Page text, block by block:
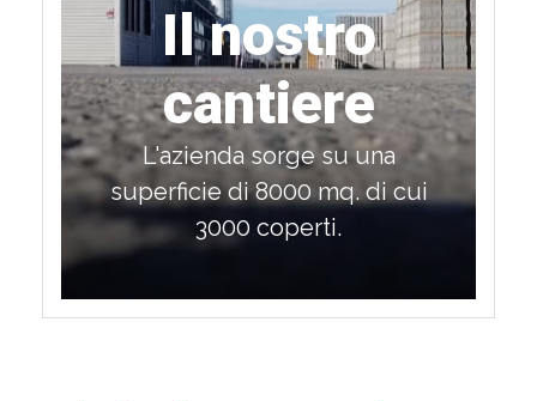
Il nostro
cantiere
L'azienda sorge su una
superficie di 8000 mq. di cui
3000 coperti.